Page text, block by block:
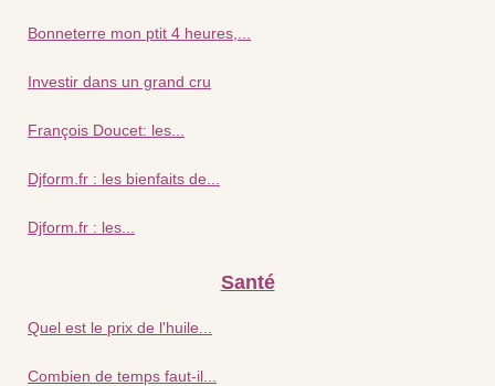
Bonneterre mon ptit 4 heures,...
Investir dans un grand cru
François Doucet: les...
Djform.fr : les bienfaits de...
Djform.fr : les...
Santé
Quel est le prix de l'huile...
Combien de temps faut-il...